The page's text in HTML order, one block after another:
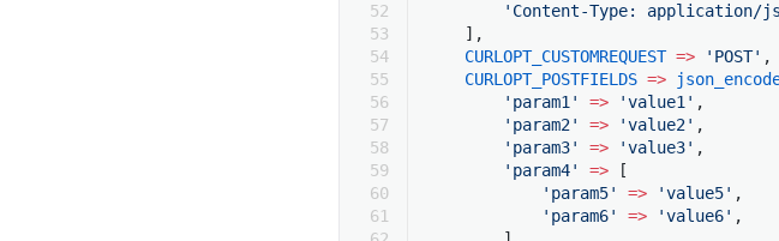
'Content-Type: application/
    ],
    CURLOPT_CUSTOMREQUEST
=> 'POST' ,
    CURLOPT_POSTFIELDS
=>
        'param1'
=> 'value1' ,
        'param2'
=> 'value2' ,
        'param3'
=> 'value3' ,
        'param4'
=> [
            'param5'
=> 'value5' ,
            'param6'
=> 'value6' ,